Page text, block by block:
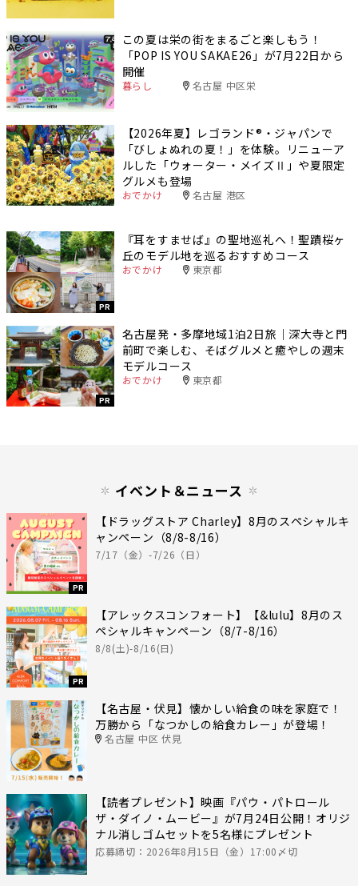
この夏は栄の街をまるごと楽しもう！
「POP IS YOU SAKAE26」が7月22日から
開催
暮らし 名古屋 中区栄
【2026年夏】レゴランド®・ジャパンで
「びしょぬれの夏！」を体験。リニューア
ルした「ウォーター・メイズⅡ」や夏限定
グルメも登場
おでかけ 名古屋 港区
PR
『耳をすませば』の聖地巡礼へ！聖蹟桜ヶ
丘のモデル地を巡るおすすめコース
おでかけ 東京都
PR
名古屋発・多摩地域1泊2日旅｜深大寺と門
前町で楽しむ、そばグルメと癒やしの週末
モデルコース
おでかけ 東京都
イベント＆ニュース
PR
【ドラッグストア Charley】8月のスペシャルキ
ャンペーン（8/8-8/16）
7/17（金）-7/26（日）
PR
【アレックスコンフォート】【&lulu】8月のス
ペシャルキャンペーン（8/7-8/16）
8/8(土)-8/16(日)
【名古屋・伏見】懐かしい給食の味を家庭で！
万勝から「なつかしの給食カレー」が登場！
名古屋 中区 伏見
【読者プレゼント】映画『パウ・パトロール
ザ・ダイノ・ムービー』が7月24日公開！オリジ
ナル消しゴムセットを5名様にプレゼント
応募締切：2026年8月15日（金）17:00〆切